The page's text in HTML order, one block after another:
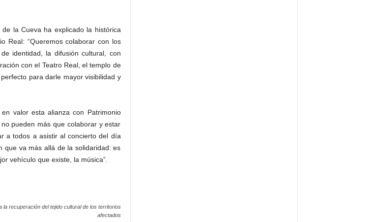
la Cueva ha explicado la histórica
Real: “Queremos colaborar con los
identidad, la difusión cultural, con
con el Teatro Real, el templo de
para darle mayor visibilidad y
valor esta alianza con Patrimonio
pueden más que colaborar y estar
a todos a asistir al concierto del día
que va más allá de la solidaridad: es
vehículo que existe, la música”.
recuperación del tejido cultural de los territorios
afectados